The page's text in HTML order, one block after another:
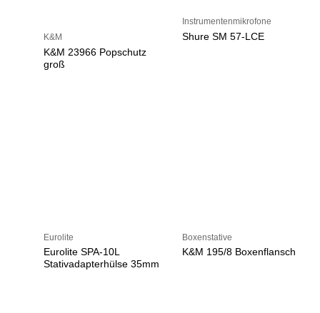
K&M
K&M 23966 Popschutz
groß
Instrumentenmikrofone
Shure SM 57-LCE
Eurolite
Eurolite SPA-10L
Stativadapterhülse 35mm
Boxenstative
K&M 195/8 Boxenflansch